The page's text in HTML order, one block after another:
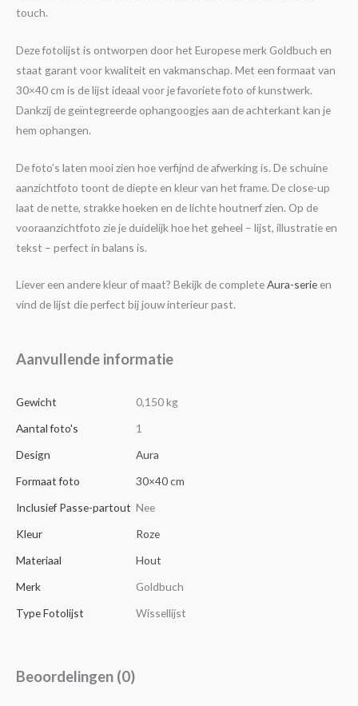
touch.
Deze fotolijst is ontworpen door het Europese merk Goldbuch en
staat garant voor kwaliteit en vakmanschap. Met een formaat van
30×40 cm is de lijst ideaal voor je favoriete foto of kunstwerk.
Dankzij de geïntegreerde ophangoogjes aan de achterkant kan je
hem ophangen.
De foto’s laten mooi zien hoe verfijnd de afwerking is. De schuine
aanzichtfoto toont de diepte en kleur van het frame. De close-up
laat de nette, strakke hoeken en de lichte houtnerf zien. Op de
vooraanzichtfoto zie je duidelijk hoe het geheel – lijst, illustratie en
tekst – perfect in balans is.
Liever een andere kleur of maat? Bekijk de completeAura-serie en
vind de lijst die perfect bij jouw interieur past.
Aanvullende informatie
Gewicht
0,150 kg
Aantal foto's
1
Design
Aura
Formaat foto
30×40 cm
Inclusief Passe-partout Nee
Kleur
Roze
Materiaal
Hout
Merk
Goldbuch
Type Fotolijst
Wissellijst
Beoordelingen (0)